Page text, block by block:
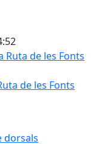
de les Fonts
de les Fonts